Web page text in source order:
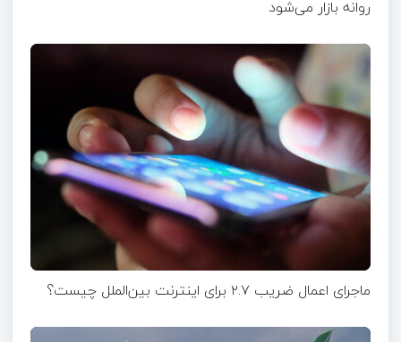
روانه بازار می‌شود
ماجرای اعمال ضریب ۲.۷ برای اینترنت بین‌الملل چیست؟